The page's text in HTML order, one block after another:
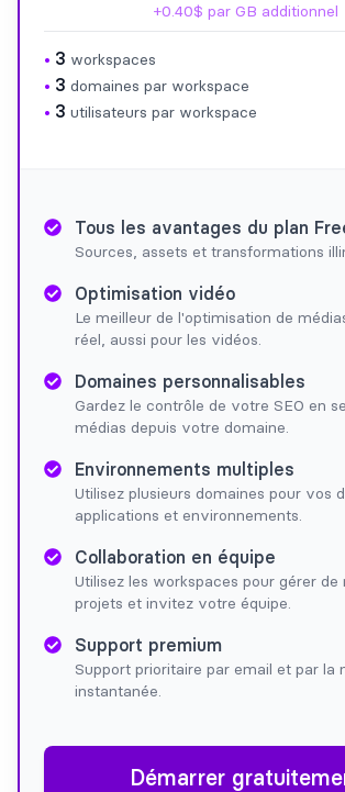
+0.40$ par GB additionnel
• 3 workspaces
• 3 domaines par workspace
• 3 utilisateurs par workspace
Tous les avantages du plan
Sources, assets et transformations
Optimisation vidéo
Le meilleur de l'optimisation de
réel, aussi pour les vidéos.
Domaines personnalisables
Gardez le contrôle de votre SEO en
médias depuis votre domaine.
Environnements multiples
Utilisez plusieurs domaines pour vos
applications et environnements.
Collaboration en équipe
Utilisez les workspaces pour gérer de
projets et invitez votre équipe.
Support premium
Support prioritaire par email et par la
instantanée.
Démarrer